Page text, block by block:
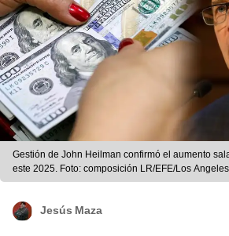
Gestión de John Heilman confirmó el aumento
este 2025. Foto: composición LR/EFE/Los
Jesús Maza